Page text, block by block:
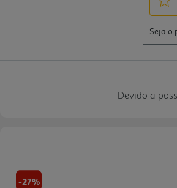
Devido a
-27%